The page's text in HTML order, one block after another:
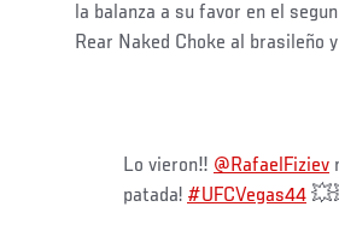
la balanza a su favor en el
Rear Naked Choke al brasileño
Lo vieron‼ @RafaelFiziev
patada! #UFCVegas44